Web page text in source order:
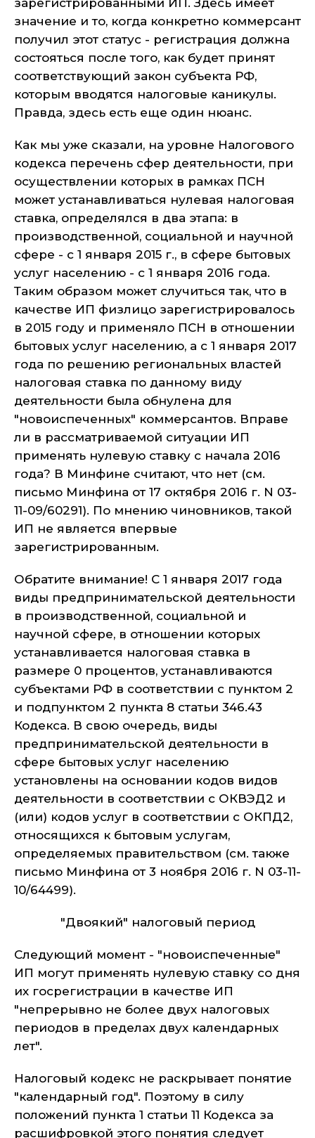
зарегистрированными ИП. Здесь имеет
значение и то, когда конкретно коммерсант
получил этот статус - регистрация должна
состояться после того, как будет принят
соответствующий закон субъекта РФ,
которым вводятся налоговые каникулы.
Правда, здесь есть еще один нюанс.
Как мы уже сказали, на уровне Налогового
кодекса перечень сфер деятельности, при
осуществлении которых в рамках ПСН
может устанавливаться нулевая налоговая
ставка, определялся в два этапа: в
производственной, социальной и научной
сфере - с 1 января 2015 г., в сфере бытовых
услуг населению - с 1 января 2016 года.
Таким образом может случиться так, что в
качестве ИП физлицо зарегистрировалось
в 2015 году и применяло ПСН в отношении
бытовых услуг населению, а с 1 января 2017
года по решению региональных властей
налоговая ставка по данному виду
деятельности была обнулена для
"новоиспеченных" коммерсантов. Вправе
ли в рассматриваемой ситуации ИП
применять нулевую ставку с начала 2016
года? В Минфине считают, что нет (см.
письмо Минфина от 17 октября 2016 г. N 03-
11-09/60291). По мнению чиновников, такой
ИП не является впервые
зарегистрированным.
Обратите внимание! С 1 января 2017 года
виды предпринимательской деятельности
в производственной, социальной и
научной сфере, в отношении которых
устанавливается налоговая ставка в
размере 0 процентов, устанавливаются
субъектами РФ в соответствии с пунктом 2
и подпунктом 2 пункта 8 статьи 346.43
Кодекса. В свою очередь, виды
предпринимательской деятельности в
сфере бытовых услуг населению
установлены на основании кодов видов
деятельности в соответствии с ОКВЭД2 и
(или) кодов услуг в соответствии с ОКПД2,
относящихся к бытовым услугам,
определяемых правительством (см. также
письмо Минфина от 3 ноября 2016 г. N 03-11-
10/64499).
"Двоякий" налоговый период
Следующий момент - "новоиспеченные"
ИП могут применять нулевую ставку со дня
их госрегистрации в качестве ИП
"непрерывно не более двух налоговых
периодов в пределах двух календарных
лет".
Налоговый кодекс не раскрывает понятие
"календарный год". Поэтому в силу
положений пункта 1 статьи 11 Кодекса за
расшифровкой этого понятия следует